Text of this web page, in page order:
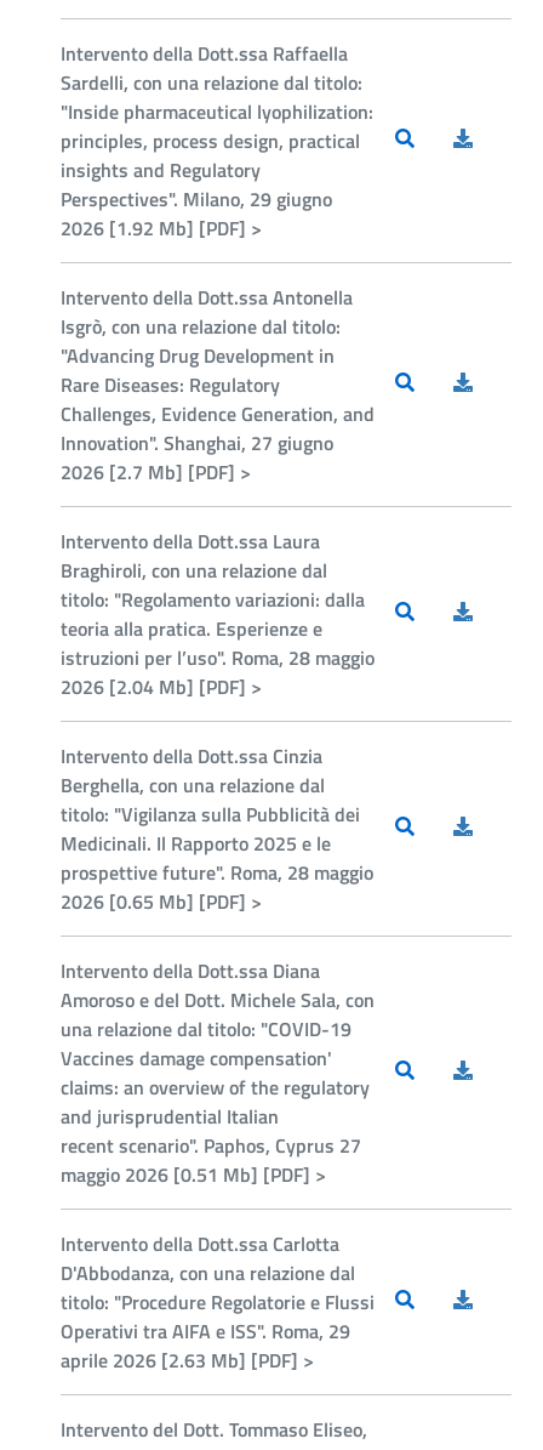
Intervento della Dott.ssa Raffaella
Sardelli, con una relazione dal titolo:
"Inside pharmaceutical lyophilization:
principles, process design, practical
insights and Regulatory
Perspectives". Milano, 29 giugno
2026 [1.92 Mb] [PDF] >
Intervento della Dott.ssa Antonella
Isgrò, con una relazione dal titolo:
"Advancing Drug Development in
Rare Diseases: Regulatory
Challenges, Evidence Generation, and
Innovation". Shanghai, 27 giugno
2026 [2.7 Mb] [PDF] >
Intervento della Dott.ssa Laura
Braghiroli, con una relazione dal
titolo: "Regolamento variazioni: dalla
teoria alla pratica. Esperienze e
istruzioni per l’uso". Roma, 28 maggio
2026 [2.04 Mb] [PDF] >
Intervento della Dott.ssa Cinzia
Berghella, con una relazione dal
titolo: "Vigilanza sulla Pubblicità dei
Medicinali. Il Rapporto 2025 e le
prospettive future". Roma, 28 maggio
2026 [0.65 Mb] [PDF] >
Intervento della Dott.ssa Diana
Amoroso e del Dott. Michele Sala, con
una relazione dal titolo: "COVID-19
Vaccines damage compensation'
claims: an overview of the regulatory
and jurisprudential Italian
recent scenario". Paphos, Cyprus 27
maggio 2026 [0.51 Mb] [PDF] >
Intervento della Dott.ssa Carlotta
D'Abbodanza, con una relazione dal
titolo: "Procedure Regolatorie e Flussi
Operativi tra AIFA e ISS". Roma, 29
aprile 2026 [2.63 Mb] [PDF] >
Intervento del Dott. Tommaso Eliseo,